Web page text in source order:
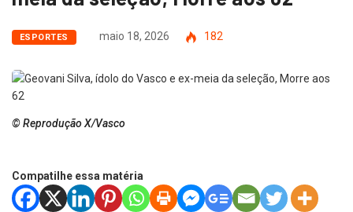
ESPORTES maio 18, 2026 182
© Reprodução X/Vasco
Compatilhe essa matéria